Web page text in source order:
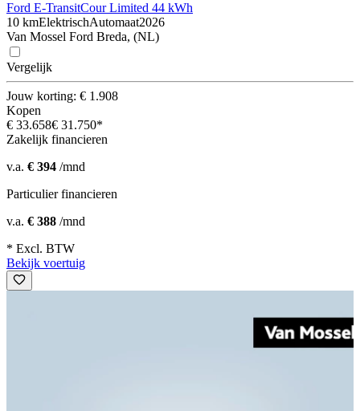
Ford E-TransitCour Limited 44 kWh
10 kmElektrischAutomaat2026
Van Mossel Ford Breda, (NL)
Vergelijk
Jouw korting: € 1.908
Kopen
€ 33.658€ 31.750*
Zakelijk financieren
v.a. € 394 /mnd
Particulier financieren
v.a. € 388 /mnd
* Excl. BTW
Bekijk voertuig